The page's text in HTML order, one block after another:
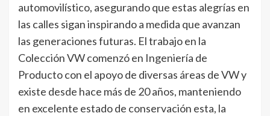
automovilístico, asegurando que estas alegrías en
las calles sigan inspirando a medida que avanzan
las generaciones futuras. El trabajo en la
Colección VW comenzó en Ingeniería de
Producto con el apoyo de diversas áreas de VW y
existe desde hace más de 20 años, manteniendo
en excelente estado de conservación esta, la